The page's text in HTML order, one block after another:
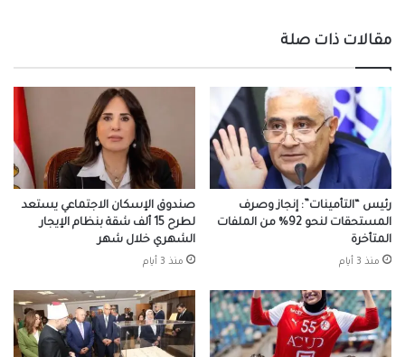
مقالات ذات صلة
رئيس “التأمينات”: إنجاز وصرف
المستحقات لنحو 92% من الملفات
المتأخرة
منذ 3 أيام
صندوق الإسكان الاجتماعي يستعد
لطرح 15 ألف شقة بنظام الإيجار
الشهري خلال شهر
منذ 3 أيام